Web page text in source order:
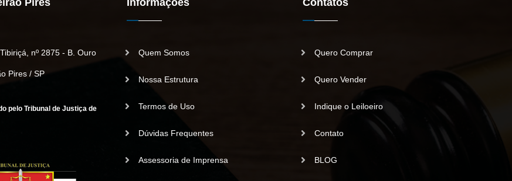
Pires
nº 2875 - B. Ouro
Pires / SP
pelo Tribunal de Justiça de
Informações
Quem Somos
Nossa Estrutura
Termos de Uso
Dúvidas Frequentes
Assessoria de Imprensa
Contatos
Quero Comprar
Quero Vender
Indique o Leiloeiro
Contato
BLOG